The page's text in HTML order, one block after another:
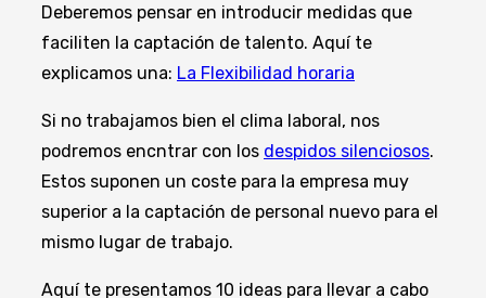
Deberemos pensar en introducir medidas que
faciliten la captación de talento. Aquí te
explicamos una: La Flexibilidad horaria
Si no trabajamos bien el clima laboral, nos
podremos encntrar con los despidos silenciosos.
Estos suponen un coste para la empresa muy
superior a la captación de personal nuevo para el
mismo lugar de trabajo.
Aquí te presentamos 10 ideas para llevar a cabo